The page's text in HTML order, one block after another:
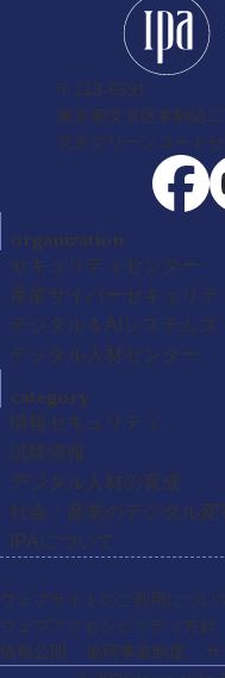
〒113-6591
東京都文京区本駒込
文京グリーンコート
organization
セキュリティセンター
産業サイバーセキュリテ
デジタル＆AIシステムズ
デジタル人材センター
category
情報セキュリティ
試験情報
デジタル人材の育成
社会・産業のデジタル変
IPAについて
ウェブサイトのご利用につい
ウェブアクセシビリティ方針
情報公開
協同事業制度